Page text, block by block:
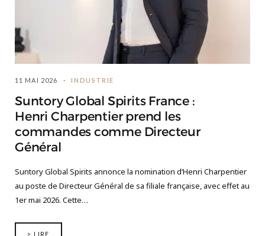
11 MAI 2026 INDUSTRIE
Suntory Global Spirits France :
Henri Charpentier prend les
commandes comme Directeur
Général
Suntory Global Spirits annonce la nomination d’Henri Charpentier
au poste de Directeur Général de sa filiale française, avec effet au
1er mai 2026. Cette…
> LIRE